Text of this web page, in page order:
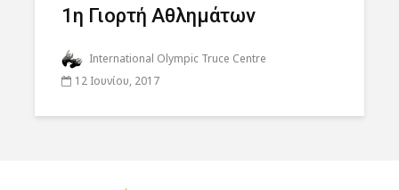
1η Γιορτή Αθλημάτων
International Olympic Truce Centre
12 Ιουνίου, 2017